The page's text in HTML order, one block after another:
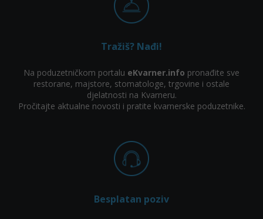
Tražiš? Nađi!
Na poduzetničkom portalu eKvarner.info pronađite sve
restorane, majstore, stomatologe, trgovine i ostale
djelatnosti na Kvarneru.
Pročitajte aktualne novosti i pratite kvarnerske poduzetnike.
Besplatan poziv